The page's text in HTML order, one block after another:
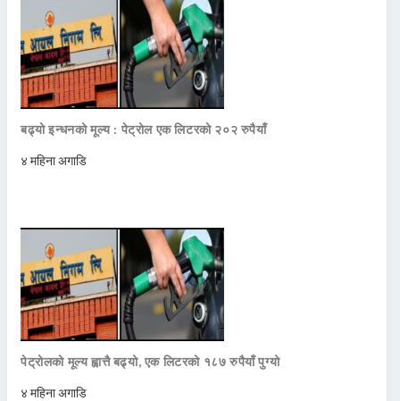
बढ्यो इन्धनको मूल्य : पेट्रोल एक लिटरको २०२ रुपैयाँ
४ महिना अगाडि
पेट्रोलको मूल्य ह्वात्तै बढ्यो, एक लिटरको १८७ रुपैयाँ पुग्यो
४ महिना अगाडि